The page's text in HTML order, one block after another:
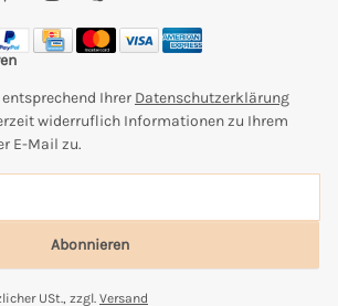
Ihrer Datenschutzerklärung
widerruflich Informationen zu Ihrem
E-Mail zu.
Abonnieren
USt., zzgl. Versand